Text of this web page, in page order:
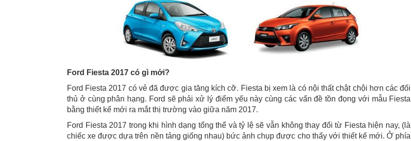
Ford Fiesta 2017 có gì mới?
Ford Fiesta 2017 có vẻ đã được gia tăng kích cỡ. Fiesta bị xem là có nội thất chật chội hơn các đối
thủ ở cùng phân hạng. Ford sẽ phải xử lý điểm yếu này cùng các vấn đề tồn đọng với mẫu Fiesta
bằng thiết kế mới ra mắt thị trường vào giữa năm 2017.
Ford Fiesta 2017 trong khi hình dạng tổng thể và tỷ lệ sẽ vẫn không thay đổi từ Fiesta hiện nay, (là
chiếc xe được dựa trên nền tảng giống nhau) bức ảnh chụp được cho thấy với thiết kế mới. Ở phía